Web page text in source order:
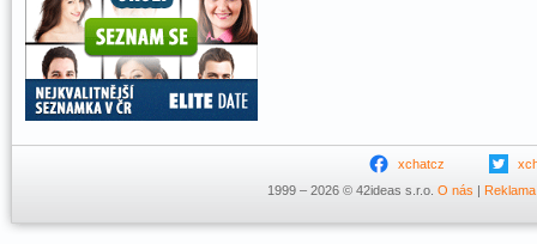
xchatcz
1999 – 2026 © 42ideas s.r.o. O nás | Reklama